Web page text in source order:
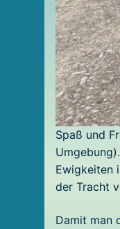
Spaß und
Ewigkeiten
der Tracht
Damit man